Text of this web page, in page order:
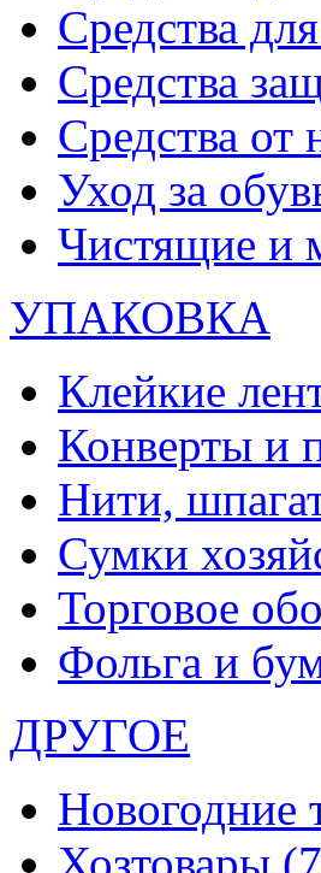
Средства
Средства
Средства
Уход за
Чистящие и
УПАКОВКА
Клейкие
Конверты и
Нити,
Сумки
Торговое
Фольга и
ДРУГОЕ
Новогодние